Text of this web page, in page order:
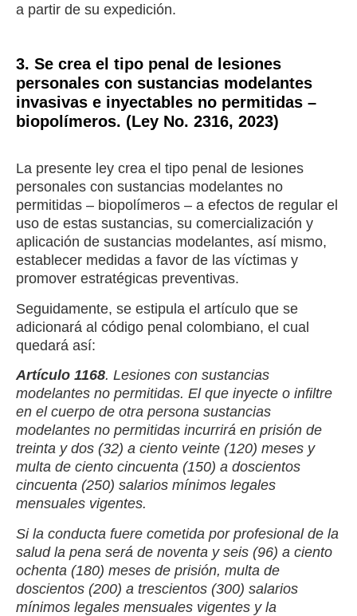
a partir de su expedición.
3. Se crea el tipo penal de lesiones
personales con sustancias modelantes
invasivas e inyectables no permitidas –
biopolímeros. (Ley No. 2316, 2023)
La presente ley crea el tipo penal de lesiones
personales con sustancias modelantes no
permitidas – biopolímeros – a efectos de regular el
uso de estas sustancias, su comercialización y
aplicación de sustancias modelantes, así mismo,
establecer medidas a favor de las víctimas y
promover estratégicas preventivas.
Seguidamente, se estipula el artículo que se
adicionará al código penal colombiano, el cual
quedará así:
Artículo 1168. Lesiones con sustancias
modelantes no permitidas. El que inyecte o infiltre
en el cuerpo de otra persona sustancias
modelantes no permitidas incurrirá en prisión de
treinta y dos (32) a ciento veinte (120) meses y
multa de ciento cincuenta (150) a doscientos
cincuenta (250) salarios mínimos legales
mensuales vigentes.
Si la conducta fuere cometida por profesional de la
salud la pena será de noventa y seis (96) a ciento
ochenta (180) meses de prisión, multa de
doscientos (200) a trescientos (300) salarios
mínimos legales mensuales vigentes y la